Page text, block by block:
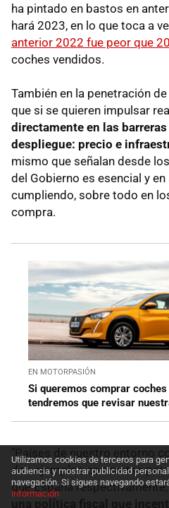
ha pintado en bastos en
hará 2023, en lo que toca a
anterior 2022 fue peor que
coches vendidos.
También en la penetración
que si se quieren impulsar
directamente en las
despliegue: precio e
mismo que señalan desde
del Gobierno es esencial y
cumpliendo, sobre todo en
compra.
EN MOTORPASIÓN
Si queremos comprar
tendremos que revisar
"Países de nuestro entorno
dos ejemplos con rentas per
que España
una política fiscal que
Utilizamos cookies de terceros para
audiencia y mostrar publicidad
navegación. Si sigues navegando
información